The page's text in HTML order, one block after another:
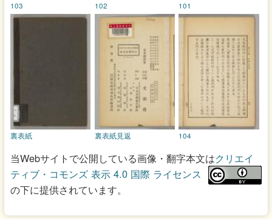
101
102
103
104
裏表紙見返
裏表紙
当Webサイトで公開している画像・翻字本文はクリエイ
ティブ・コモンズ 表示 4.0 国際 ライセンス
の下に提供されています。